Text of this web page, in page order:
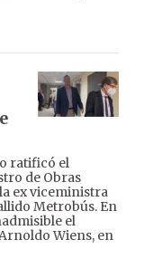
ratificó el
de Obras
ex viceministra
Metrobús. En
el
Wiens, en